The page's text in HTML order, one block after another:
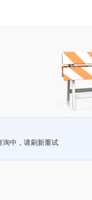
询中，请刷新重试